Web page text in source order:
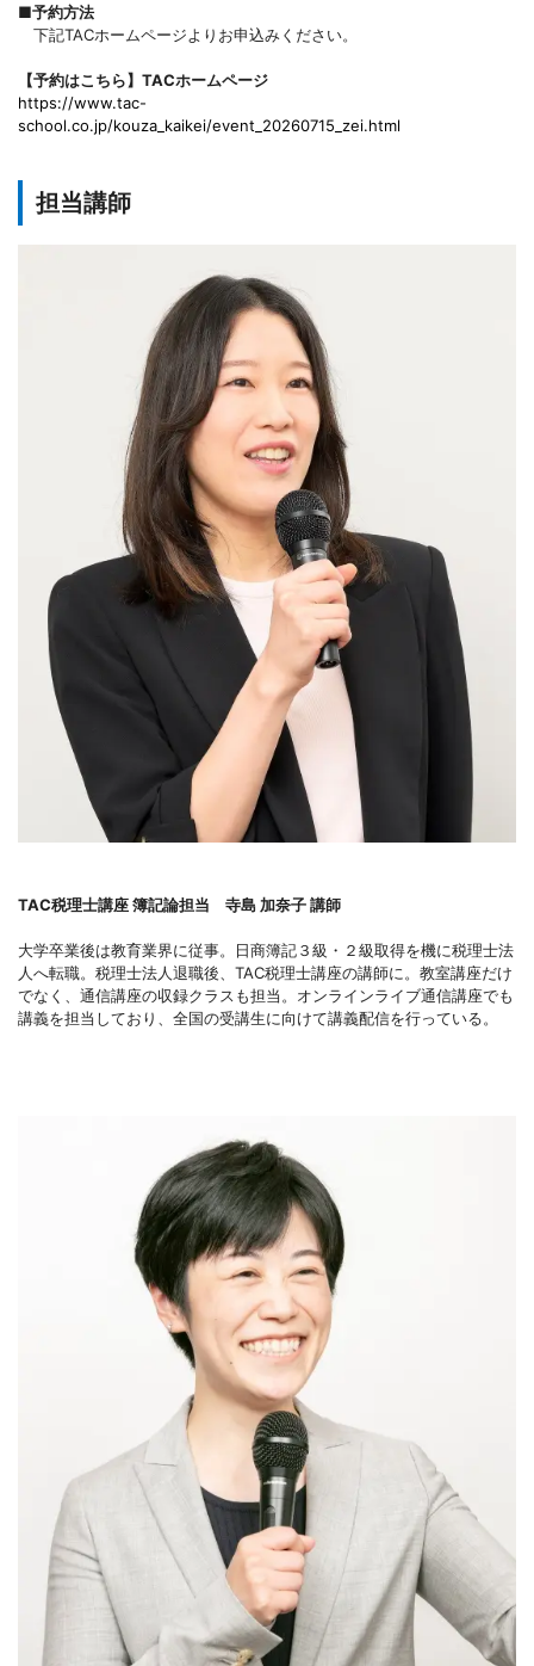
■予約方法
下記TACホームページよりお申込みください。
【予約はこちら】TACホームページ
https://www.tac-
school.co.jp/kouza_kaikei/event_20260715_zei.html
担当講師
TAC税理士講座 簿記論担当 寺島 加奈子 講師
大学卒業後は教育業界に従事。日商簿記３級・２級取得を機に税理士法
人へ転職。税理士法人退職後、TAC税理士講座の講師に。教室講座だけ
でなく、通信講座の収録クラスも担当。オンラインライブ通信講座でも
講義を担当しており、全国の受講生に向けて講義配信を行っている。